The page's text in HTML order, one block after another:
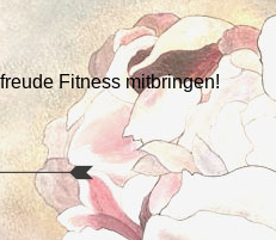
Fitness mitbringen!